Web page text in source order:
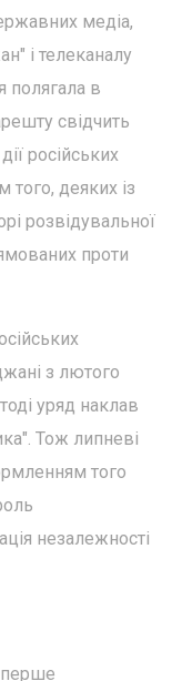
медіа,
і телеканалу
полягала в
свідчить
російських
того, деяких із
розвідувальної
проти
з лютого
уряд наклав
Тож липневі
того
незалежності
перше